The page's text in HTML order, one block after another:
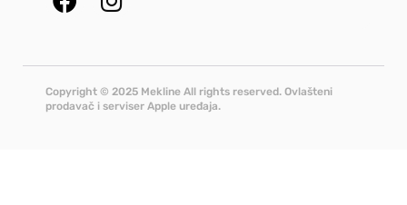
Copyright © 2025 Mekline All rights reserved. Ovlašteni
prodavač i serviser Apple uređaja.